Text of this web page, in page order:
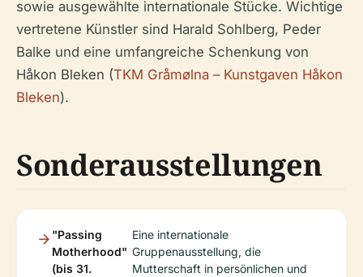
sowie ausgewählte internationale Stücke. Wichtige
vertretene Künstler sind Harald Sohlberg, Peder
Balke und eine umfangreiche Schenkung von
Håkon Bleken (TKM Gråmølna – Kunstgaven Håkon
Bleken).
Sonderausstellungen
"Passing
Motherhood"
(bis 31.
Eine internationale
Gruppenausstellung, die
Mutterschaft in persönlichen und